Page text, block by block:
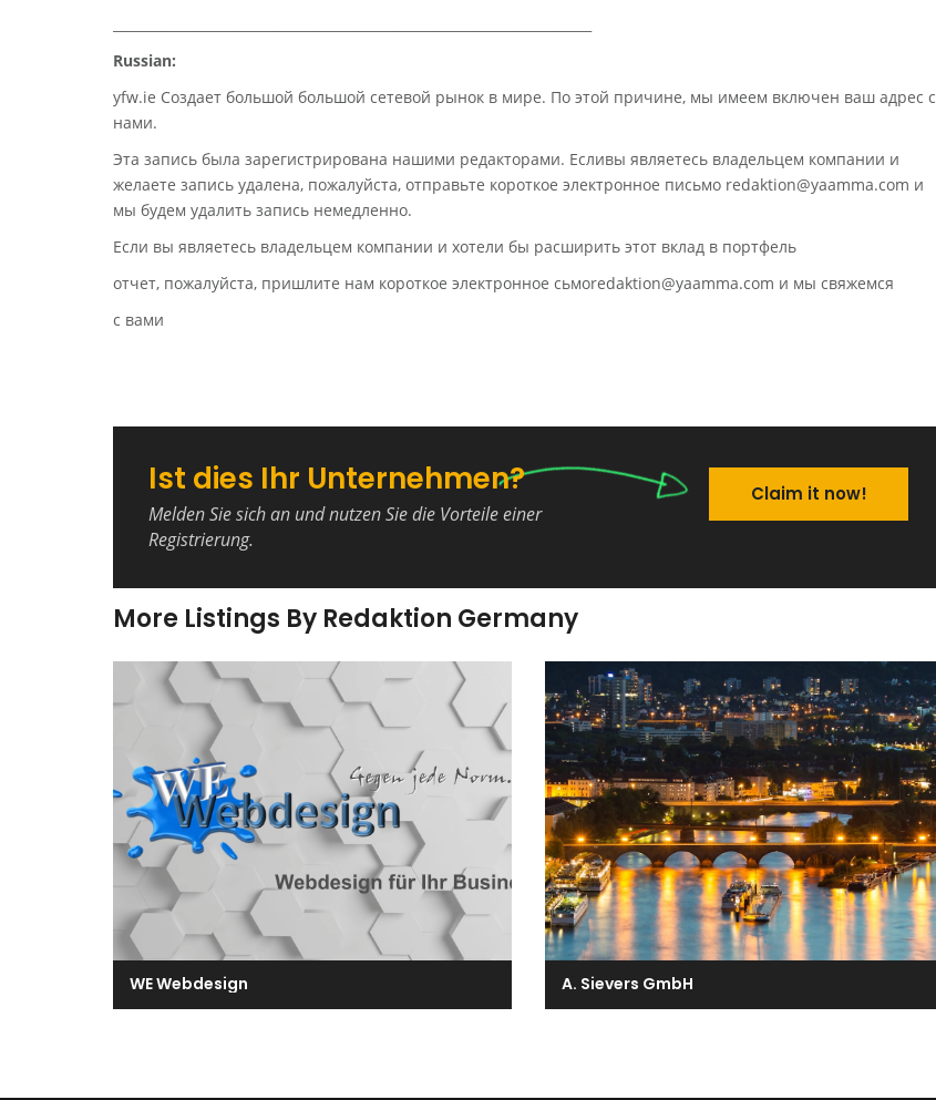
Russian:
yfw.ie Создает большой большой сетевой рынок в мире. По этой причине, мы имеем включен ваш адрес с
нами.
Эта запись была зарегистрирована нашими редакторами. Есливы являетесь владельцем компании и
желаете запись удалена, пожалуйста, отправьте короткое электронное письмо redaktion@yaamma.com и
мы будем удалить запись немедленно.
Если вы являетесь владельцем компании и хотели бы расширить этот вклад в портфель
отчет, пожалуйста, пришлите нам короткое электронное сьмоredaktion@yaamma.com и мы свяжемся
с вами
Ist dies Ihr Unternehmen?
Melden Sie sich an und nutzen Sie die Vorteile einer
Registrierung.
Claim it now!
More Listings By Redaktion Germany
WE Webdesign A. Sievers GmbH